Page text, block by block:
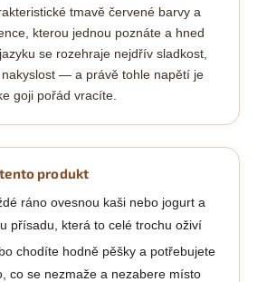
tmavě červené barvy a
kterou jednou poznáte a hned
se rozehraje nejdřív sladkost,
nakyslost — a právě tohle napětí je
goji pořád vracíte.
produkt
ráno ovesnou kaši nebo jogurt a
přísadu, která to celé trochu oživí
chodíte hodně pěšky a potřebujete
co se nezmaže a nezabere místo